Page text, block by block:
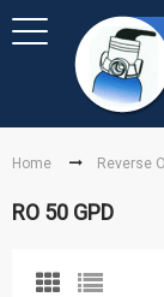
Home Reverse
RO 50 GPD